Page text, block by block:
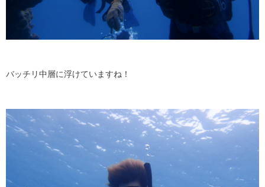
バッチリ中層に浮けていますね！